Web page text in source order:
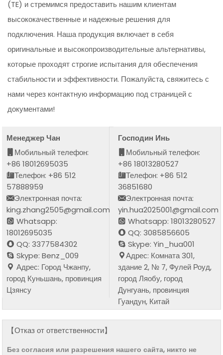
(TE) и стремимся предоставить нашим клиентам
высококачественные и надежные решения для
подключения. Наша продукция включает в себя
оригинальные и высокопроизводительные альтернативы,
которые проходят строгие испытания для обеспечения
стабильности и эффективности. Пожалуйста, свяжитесь с
нами через контактную информацию под страницей с
документами!
Менеджер Чан
Мобильный телефон:
+86 18012695035
Телефон: +86 512
57888959
Электронная почта:
king.zhang2505@gmail.com
Whatsapp:
18012695035
QQ: 3377584302
Skype: Benz_009
Адрес: Город Чжанпу,
город Куньшань, провинция
Цзянсу
Господин Инь
Мобильный телефон:
+86 18013280527
Телефон: +86 512
36851680
Электронная почта:
yin.hua2025001@gmail.com
Whatsapp: 18013280527
QQ: 3085856605
Skype: Yin_hua001
Адрес: Комната 301,
здание 2, № 7, Фулей Роуд,
город Ляобу, город
Дунгуань, провинция
Гуандун, Китай
【Отказ от ответственности】
Без согласия или разрешения нашего сайта, никто не